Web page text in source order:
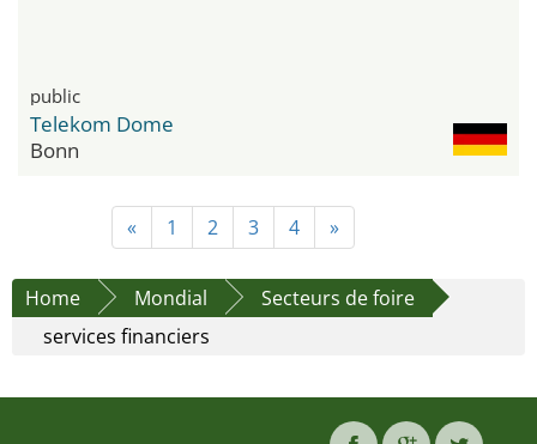
public
Telekom Dome
Bonn
« 1 2 3 4 »
Home Mondial
Secteurs de foire
services financiers